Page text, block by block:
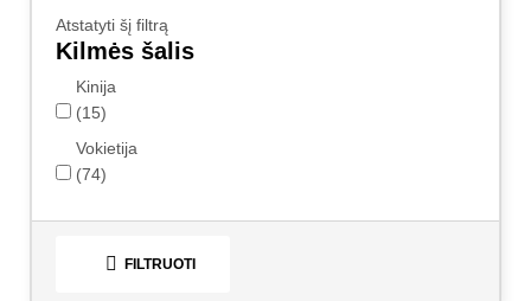
Atstatyti šį filtrą
Kilmės šalis
Kinija
(15)
Vokietija
(74)
 FILTRUOTI